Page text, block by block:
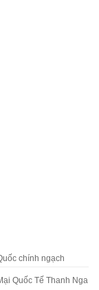
chính ngạch
Quốc Tế Thanh Nga